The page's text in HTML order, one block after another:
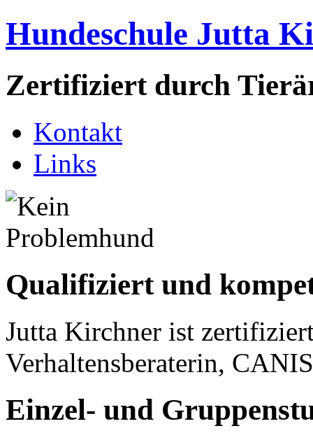
Hundeschule Jutta
Zertifiziert durch
Kontakt
Links
Qualifiziert und
Jutta Kirchner ist
Verhaltensberaterin,
Einzel- und